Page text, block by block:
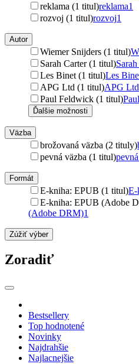
reklama (1 titul)reklama1
rozvoj (1 titul)rozvoj1
Autor
Wiemer Snijders (1 titul)
Sarah Carter (1 titul)
Les Binet (1 titul)Les
APG Ltd (1 titul)APG Ltd
Paul Feldwick (1 titul)
Ďalšie možnosti
Väzba
brožovaná väzba (2 tituly)
pevná väzba (1 titul)
Formát
E-kniha: EPUB (1 titul)E-
E-kniha: EPUB (Adobe
(Adobe DRM)1
Zúžiť výber
Zoradiť
Bestsellery
Top hodnotené
Novinky
Najdrahšie
Najlacnejšie